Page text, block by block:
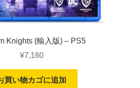
Knights (輸入版) – PS5
¥7,180
買い物カゴに追加